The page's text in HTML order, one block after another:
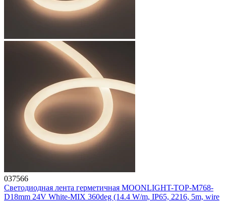
037566
Светодиодная лента герметичная MOONLIGHT-TOP-M768-
D18mm 24V White-MIX 360deg (14.4 W/m, IP65, 2216, 5m, wire